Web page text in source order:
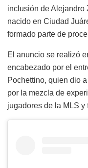
inclusión de Alejandro
nacido en Ciudad
formado parte de
El anuncio se realizó
encabezado por el
Pochettino, quien dio
por la mezcla de
jugadores de la MLS